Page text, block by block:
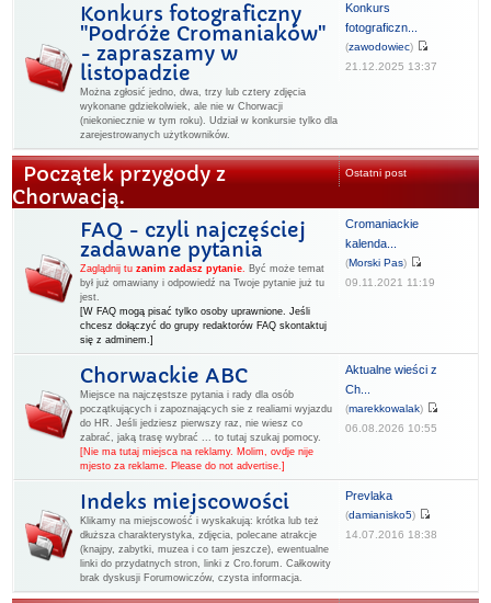
Konkurs fotograficzny
"Podróże Cromaniaków"
- zapraszamy w
listopadzie
Można zgłosić jedno, dwa, trzy lub cztery zdjęcia
wykonane gdziekolwiek, ale nie w Chorwacji
(niekoniecznie w tym roku). Udział w konkursie tylko dla
zarejestrowanych użytkowników.
Konkurs
fotograficzn...
(zawodowiec)
21.12.2025 13:37
Początek przygody z
Chorwacją.
Ostatni post
FAQ - czyli najczęściej
zadawane pytania
Zaglądnij tu zanim zadasz pytanie. Być może temat
był już omawiany i odpowiedź na Twoje pytanie już tu
jest.
[W FAQ mogą pisać tylko osoby uprawnione. Jeśli
chcesz dołączyć do grupy redaktorów FAQ skontaktuj
się z adminem.]
Cromaniackie
kalenda...
(Morski Pas)
09.11.2021 11:19
Chorwackie ABC
Miejsce na najczęstsze pytania i rady dla osób
początkujących i zapoznających sie z realiami wyjazdu
do HR. Jeśli jedziesz pierwszy raz, nie wiesz co
zabrać, jaką trasę wybrać ... to tutaj szukaj pomocy.
[Nie ma tutaj miejsca na reklamy. Molim, ovdje nije
mjesto za reklame. Please do not advertise.]
Aktualne wieści z
Ch...
(marekkowalak)
06.08.2026 10:55
Indeks miejscowości
Klikamy na miejscowość i wyskakują: krótka lub też
dłuższa charakterystyka, zdjęcia, polecane atrakcje
(knajpy, zabytki, muzea i co tam jeszcze), ewentualne
linki do przydatnych stron, linki z Cro.forum. Całkowity
brak dyskusji Forumowiczów, czysta informacja.
Prevlaka
(damianisko5)
14.07.2016 18:38